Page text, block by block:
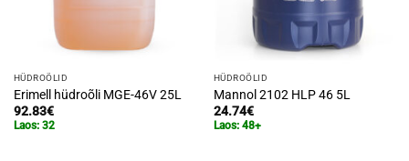
HÜDROÕLID
Erimell hüdroõli MGE-46V 25L
92.83€
Laos: 32
HÜDROÕLID
Mannol 2102 HLP 46 5L
24.74€
Laos: 48+